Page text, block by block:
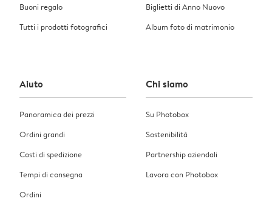
Buoni regalo
Tutti i prodotti fotografici
Biglietti di Anno Nuovo
Album foto di matrimonio
Aiuto
Panoramica dei prezzi
Ordini grandi
Costi di spedizione
Tempi di consegna
Ordini
Chi siamo
Su Photobox
Sostenibilità
Partnership aziendali
Lavora con Photobox